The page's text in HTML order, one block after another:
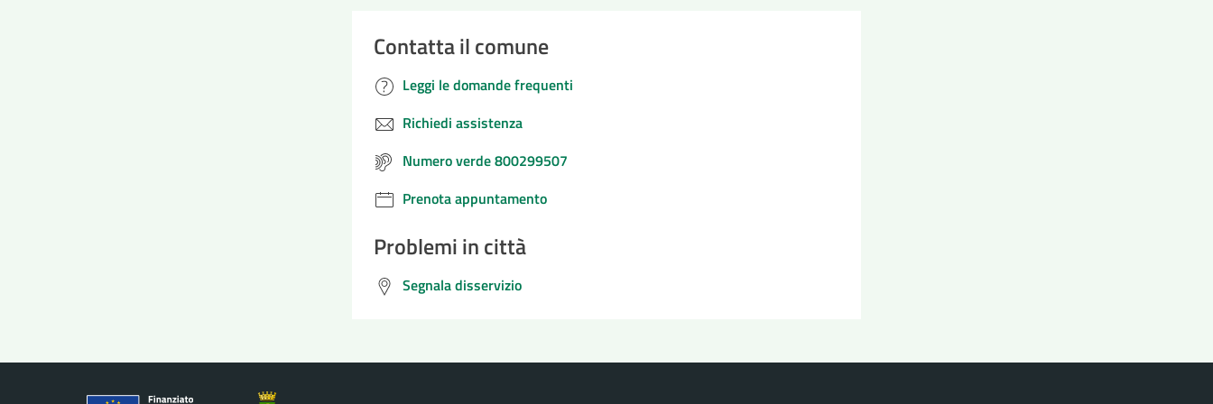
Contatta il comune
Leggi le domande frequenti
Richiedi assistenza
Numero verde 800299507
Prenota appuntamento
Problemi in città
Segnala disservizio